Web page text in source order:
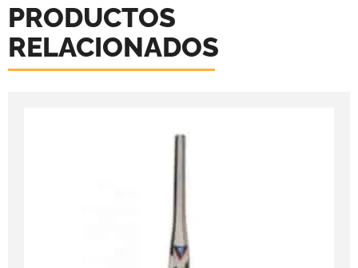
PRODUCTOS
RELACIONADOS